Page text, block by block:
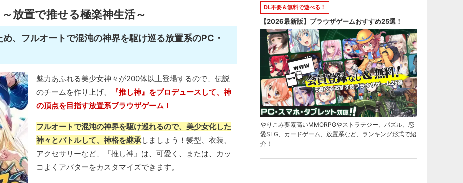
放置で推せる極楽神生活～
、フルオートで混沌の神界を駆け巡る放置系のPC・
魅力あふれる美少女神々が200体以上登場するので、伝説
のチームを作り上げ、
『推し神』をプロデュースして、神
の頂点を目指す放置系ブラウザゲーム！
フルオートで混沌の神界を駆け巡れるので、美少女化した
神々とバトルして、神格を継承しましょう！髪型、衣装、
アクセサリーなど、『推し神』は、可愛く、または、カッ
コよくアバターをカスタマイズできます。
DL不要＆無料で遊べる！
【2026最新版】ブラウザゲームおすすめ25選！
やりこみ要素高いMMORPGやストラテジー、パズル、恋
愛SLG、カードゲーム、放置系など、ランキング形式で紹
介！